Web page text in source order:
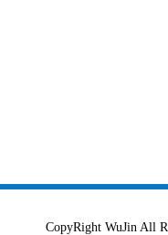
CopyRight WuJin